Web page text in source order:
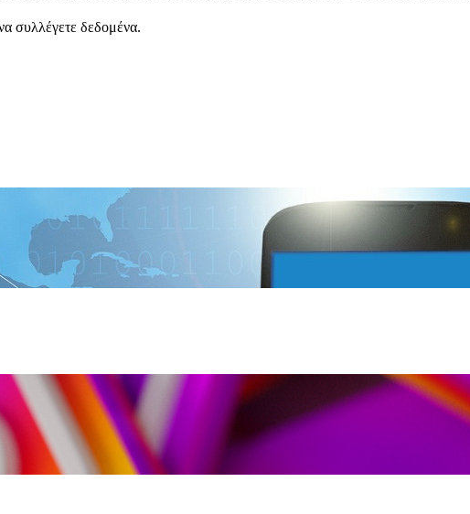
συλλέγετε δεδομένα.